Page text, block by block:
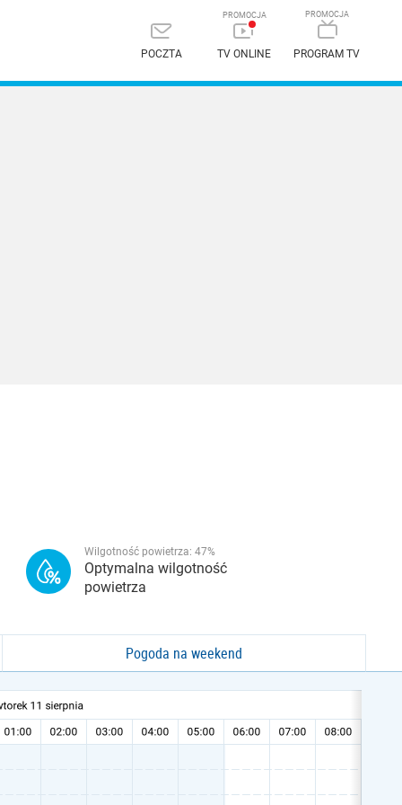
POCZTA TV ONLINE PROGRAM TV
Wilgotność powietrza: 47%
Optymalna wilgotność
powietrza
Pogoda na weekend